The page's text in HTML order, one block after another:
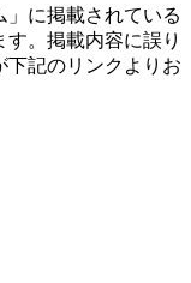
」に掲載されている
。掲載内容に誤り
下記のリンクよりお